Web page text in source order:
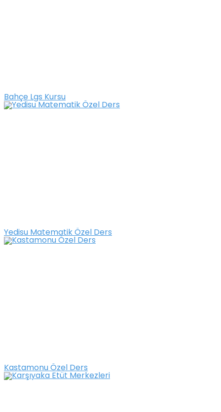
Bahçe Lgs Kursu
Yedisu Matematik Özel Ders
Kastamonu Özel Ders